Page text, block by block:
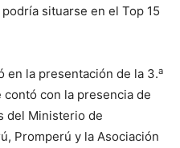
situarse en el Top 15
en la presentación de la 3.a
contó con la presencia de
del Ministerio de
Promperú y la Asociación